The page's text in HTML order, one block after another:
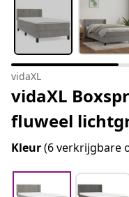
vidaXL
vidaXL
fluweel
Kleur(6 verkrijgbare